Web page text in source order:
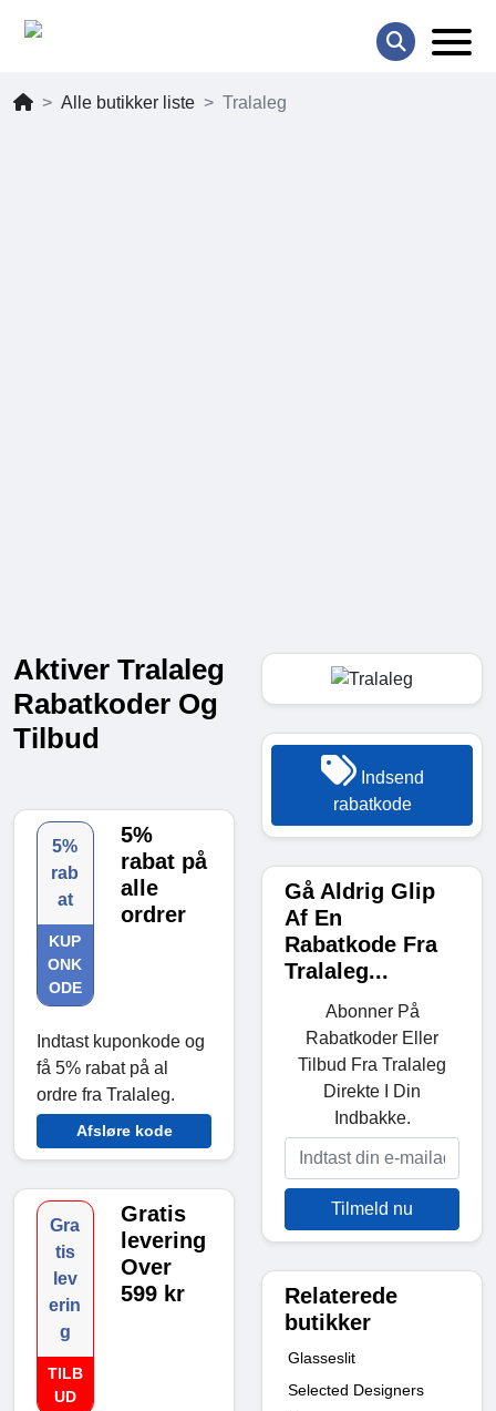
Alle butikker liste Tralaleg
Aktiver Tralaleg
Rabatkoder Og
Tilbud
5%
rab
at
KUP
ONK
ODE
5%
rabat på
alle
ordrer
Indtast kuponkode og
få 5% rabat på al
ordre fra Tralaleg.
Afsløre kode
Gra
tis
lev
erin
g
TILB
UD
Gratis
levering
Over
599 kr
Indsend
rabatkode
Gå Aldrig Glip
Af En
Rabatkode Fra
Tralaleg...
Abonner På
Rabatkoder Eller
Tilbud Fra Tralaleg
Direkte I Din
Indbakke.
Tilmeld nu
Relaterede
butikker
Glasseslit
Selected Designers